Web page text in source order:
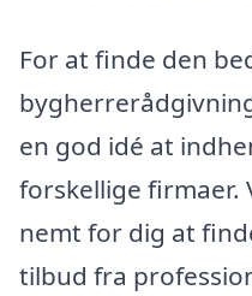
For at finde den
en god idé at
forskellige firmaer.
nemt for dig at
tilbud fra